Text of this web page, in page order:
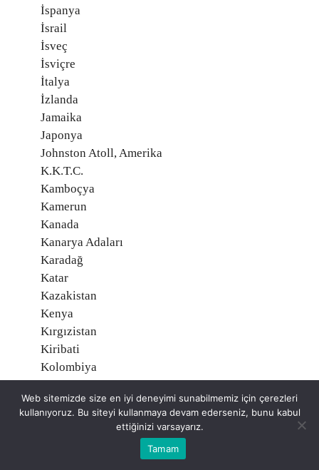
İspanya
İsrail
İsveç
İsviçre
İtalya
İzlanda
Jamaika
Japonya
Johnston Atoll, Amerika
K.K.T.C.
Kamboçya
Kamerun
Kanada
Kanarya Adaları
Karadağ
Katar
Kazakistan
Kenya
Kırgızistan
Kiribati
Kolombiya
Komorlar
Kongo
Kongo Demokratik Cumhuriyeti
Web sitemizde size en iyi deneyimi sunabilmemiz için çerezleri
kullanıyoruz. Bu siteyi kullanmaya devam ederseniz, bunu kabul
ettiğinizi varsayarız.
Tamam